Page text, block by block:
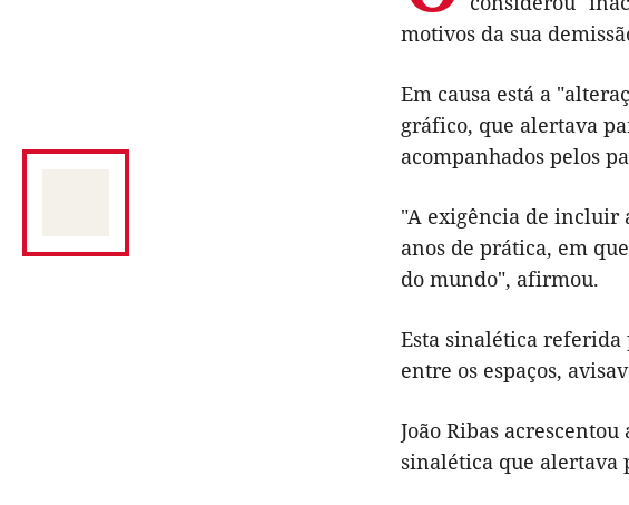
motivos da sua
Em causa está a
gráfico, que alertava
acompanhados pelos
"A exigência de incluir
anos de prática, em
do mundo", afirmou.
Esta sinalética referida
entre os espaços,
João Ribas
sinalética que alertava